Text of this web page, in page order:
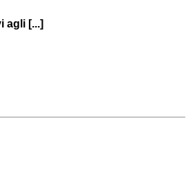
agli [...]